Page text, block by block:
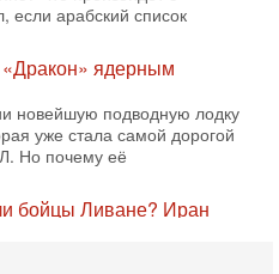
ядерным
новейшую подводную лодку
уже стала самой дорогой
Но почему её
бойцы Ливане? Иран
Григорий Тамар, офицер